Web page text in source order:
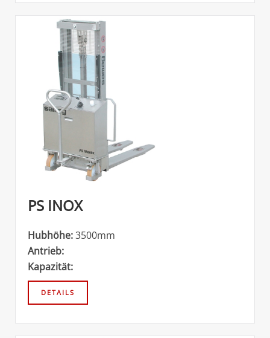
PS INOX
Hubhöhe:3500mm
Antrieb:
Kapazität: